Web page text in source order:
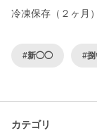
冷凍保存（２ヶ月）
#新◯◯ #
カテゴリ